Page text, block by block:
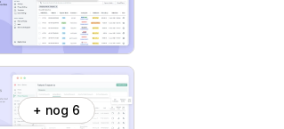
+ nog 6